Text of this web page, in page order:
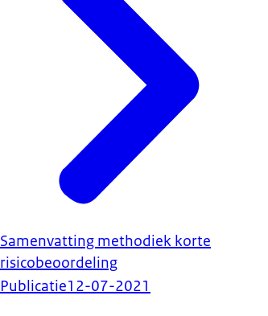
Samenvatting methodiek korte
risicobeoordeling
Publicatie12-07-2021